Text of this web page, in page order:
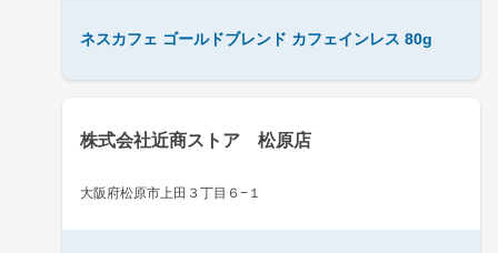
ネスカフェ ゴールドブレンド カフェインレス 80g
株式会社近商ストア 松原店
大阪府松原市上田３丁目６−１